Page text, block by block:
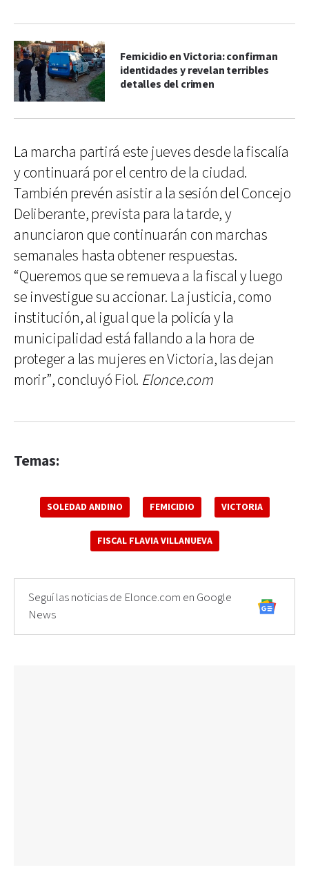
Femicidio en Victoria: confirman
identidades y revelan terribles
detalles del crimen
La marcha partirá este jueves desde la fiscalía
y continuará por el centro de la ciudad.
También prevén asistir a la sesión del Concejo
Deliberante, prevista para la tarde, y
anunciaron que continuarán con marchas
semanales hasta obtener respuestas.
“Queremos que se remueva a la fiscal y luego
se investigue su accionar. La justicia, como
institución, al igual que la policía y la
municipalidad está fallando a la hora de
proteger a las mujeres en Victoria, las dejan
morir”, concluyó Fiol. Elonce.com
Temas:
SOLEDAD ANDINO FEMICIDIO VICTORIA
FISCAL FLAVIA VILLANUEVA
Seguí las noticias de Elonce.com en Google
News